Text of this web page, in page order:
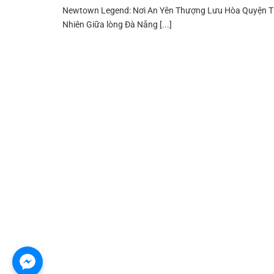
Newtown Legend: Nơi An Yên Thượng Lưu Hòa Quyện
Nhiên Giữa lòng Đà Nẵng [...]